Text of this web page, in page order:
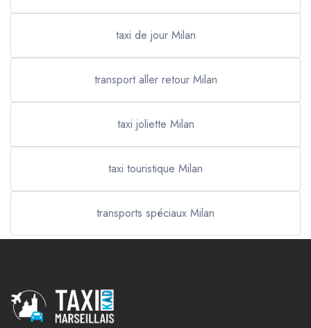
taxi de jour Milan
transport aller retour Milan
taxi joliette Milan
taxi touristique Milan
transports spéciaux Milan